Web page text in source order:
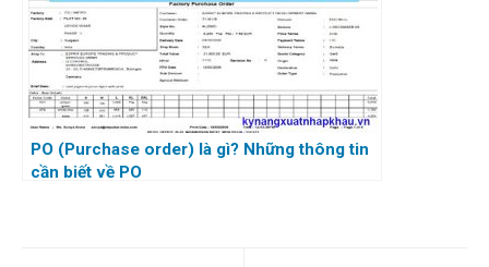
PO (Purchase order) là gì? Những thông tin
cần biết về PO